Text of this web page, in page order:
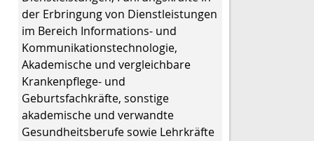
der Erbringung von Dienstleistungen
im Bereich Informations- und
Kommunikationstechnologie,
Akademische und vergleichbare
Krankenpflege- und
Geburtsfachkräfte, sonstige
akademische und verwandte
Gesundheitsberufe sowie Lehrkräfte